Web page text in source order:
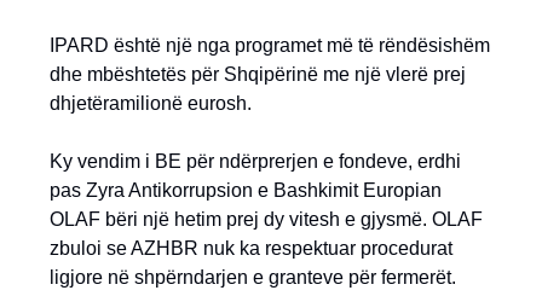
IPARD është një nga programet më të rëndësishëm
dhe mbështetës për Shqipërinë me një vlerë prej
dhjetëramilionë eurosh.
Ky vendim i BE për ndërprerjen e fondeve, erdhi
pas Zyra Antikorrupsion e Bashkimit Europian
OLAF bëri një hetim prej dy vitesh e gjysmë. OLAF
zbuloi se AZHBR nuk ka respektuar procedurat
ligjore në shpërndarjen e granteve për fermerët.